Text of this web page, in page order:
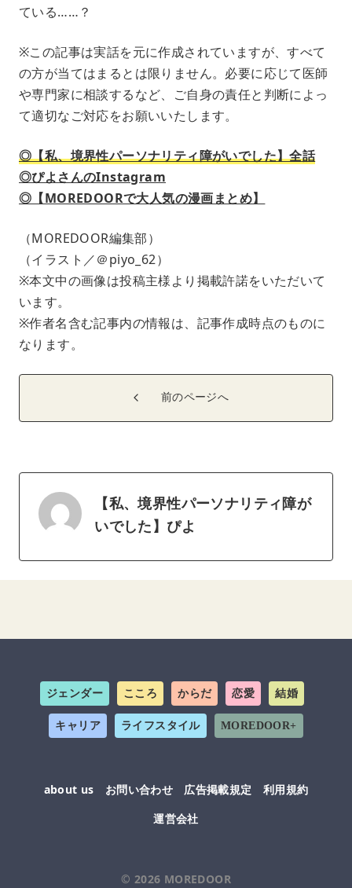
ている……？
※この記事は実話を元に作成されていますが、すべて
の方が当てはまるとは限りません。必要に応じて医師
や専門家に相談するなど、ご自身の責任と判断によっ
て適切なご対応をお願いいたします。
◎【私、境界性パーソナリティ障がいでした】全話
◎ぴよさんのInstagram
◎【MOREDOORで大人気の漫画まとめ】
（MOREDOOR編集部）
（イラスト／＠piyo_62）
※本文中の画像は投稿主様より掲載許諾をいただいて
います。
※作者名含む記事内の情報は、記事作成時点のものに
なります。
前のページへ
【私、境界性パーソナリティ障が
いでした】ぴよ
ジェンダー こころ からだ 恋愛 結婚
キャリア ライフスタイル MOREDOOR+
about us お問い合わせ 広告掲載規定
利用規約
運営会社
© 2026 MOREDOOR